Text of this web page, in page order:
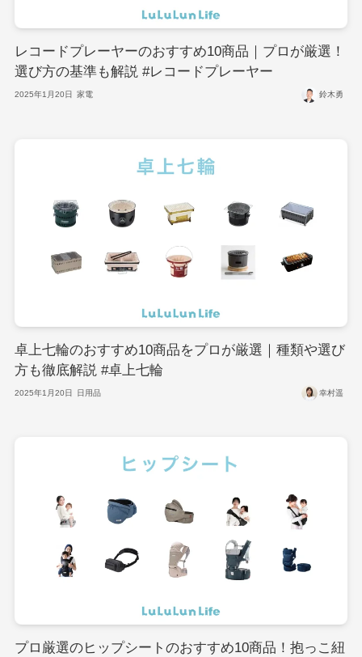
レコードプレーヤーのおすすめ10商品｜プロが厳選！
選び方の基準も解説 #レコードプレーヤー
2025年1月20日 家電 鈴木勇
卓上七輪のおすすめ10商品をプロが厳選｜種類や選び
方も徹底解説 #卓上七輪
2025年1月20日 日用品 幸村遥
プロ厳選のヒップシートのおすすめ10商品！抱っこ紐